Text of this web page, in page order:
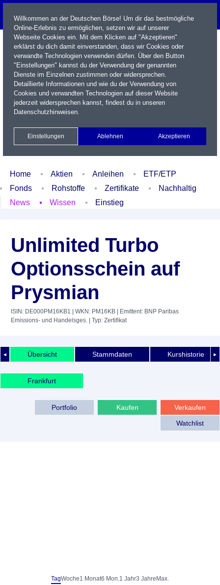
Name / WKN / ISIN / Kürzel
Xetra Realtime
Watchlist Portfolio Login
Home Aktien Anleihen
ETF/ETP
Fonds
Rohstoffe Zertifikate
Nachhaltig
News
Wissen Einstieg
Unlimited Turbo
Optionsschein auf
Prysmian
ISIN: DE000PM16KB1 | WKN: PM16KB | Emittent: BNP Paribas
Emissions- und Handelsges. | Typ: Zertifikat
◄ ►
Übersicht Stammdaten Kurshistorie
Frankfurt
Verkaufen
Kaufen
Portfolio
Watchlist
TagWoche1 Monat6 Mon.1 Jahr3 Jahre Max.
Willkommen an der Deutschen Börse! Um dir das bestmögliche
Online-Erlebnis zu ermöglichen, setzen wir auf unserer
Webseite Cookies ein. Mit dem Klicken auf "Akzeptieren"
erklärst du dich damit einverstanden, dass wir Cookies oder
verwandte Technologien verwenden dürfen. Über den Button
"Einstellungen" kannst du der Verwendung der genannten
Dienste im Einzelnen zustimmen oder widersprechen.
Detaillierte Informationen und wie du der Verwendung von
Cookies und verwandten Technologien auf dieser Website
jederzeit widersprechen kannst, findest du in unseren
Datenschutzhinweisen.
Einstellungen Ablehnen Akzeptieren